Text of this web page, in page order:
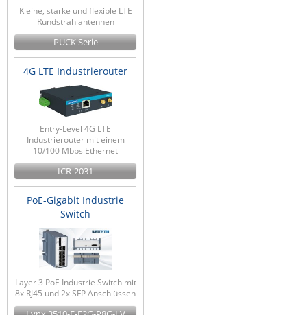
ZPE Systems
News zu unseren Herstellern
Kleine, starke und flexible LTE
Rundstrahlantennen
PUCK Serie
4G LTE Industrierouter
Entry-Level 4G LTE
Industrierouter mit einem
10/100 Mbps Ethernet
ICR-2031
PoE-Gigabit Industrie
Switch
Layer 3 PoE Industrie Switch mit
8x RJ45 und 2x SFP Anschlüssen